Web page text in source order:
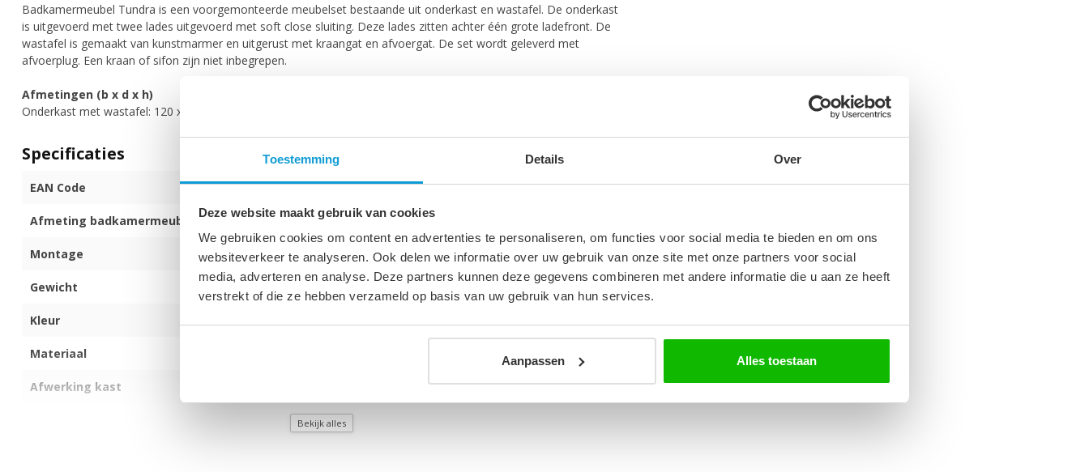
Toestemming Details Over
Deze website maakt gebruik van cookies
We gebruiken cookies om content en advertenties te personaliseren, om functies voor social media te bieden en om ons
websiteverkeer te analyseren. Ook delen we informatie over uw gebruik van onze site met onze partners voor social
media, adverteren en analyse. Deze partners kunnen deze gegevens combineren met andere informatie die u aan ze heeft
verstrekt of die ze hebben verzameld op basis van uw gebruik van hun services.
Aanpassen Alles toestaan
Badkamermeubel Tundra is een voorgemonteerde meubelset bestaande uit onderkast en wastafel. De onderkast
is uitgevoerd met twee lades uitgevoerd met soft close sluiting. Deze lades zitten achter één grote ladefront. De
wastafel is gemaakt van kunstmarmer en uitgerust met kraangat en afvoergat. De set wordt geleverd met
afvoerplug. Een kraan of sifon zijn niet inbegrepen.
Afmetingen (b x d x h)
Onderkast met wastafel: 120 x 48 x 47 cm
Specificaties
EAN Code 8720171738657
Afmeting badkamermeubel (b x d x h) 120 x 48 x 47 cm
Montage Voorgemonteerd
Gewicht
Kleur
Materiaal
Afwerking kast
Hangend
Bekijk alles